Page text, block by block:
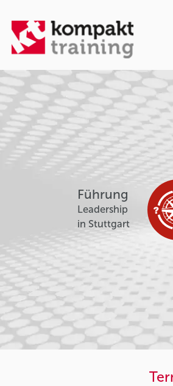
Führung
Leadership
in Stuttgart